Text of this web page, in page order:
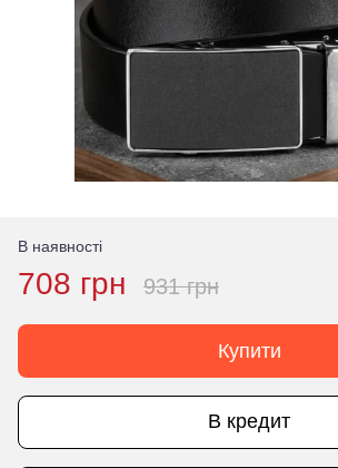
В наявності
708 грн 931 грн
Купити
В кредит